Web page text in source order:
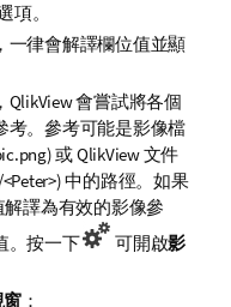
項。
一律會解譯欄位值並顯
會嘗試將各個
考。參考可能是影像檔
或QlikView文件
中的路徑。如果
解譯為有效的影像參
。按一下
可開啟影
窗 ：